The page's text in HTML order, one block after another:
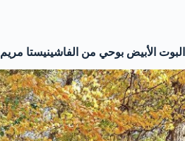
البوت الأبيض بوحي من الفاشينيستا مريم